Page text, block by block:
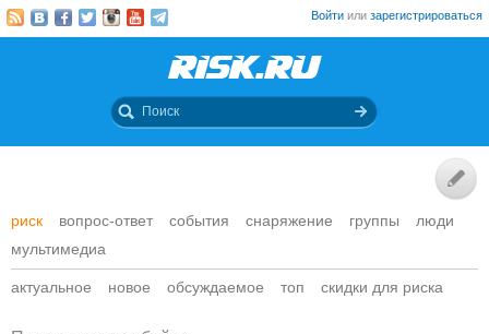
Войти или зарегистрироваться
риск вопрос-ответ события снаряжение группы
люди
мультимедиа
актуальное новое обсуждаемое топ скидки для риска